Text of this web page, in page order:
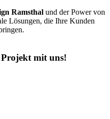
Ramsthal und der Power von
Lösungen, die Ihre Kunden
mit uns!